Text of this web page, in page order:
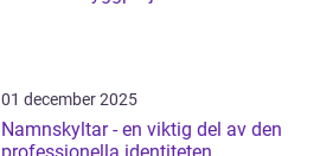
01 december 2025
Namnskyltar - en viktig del av den
professionella identiteten